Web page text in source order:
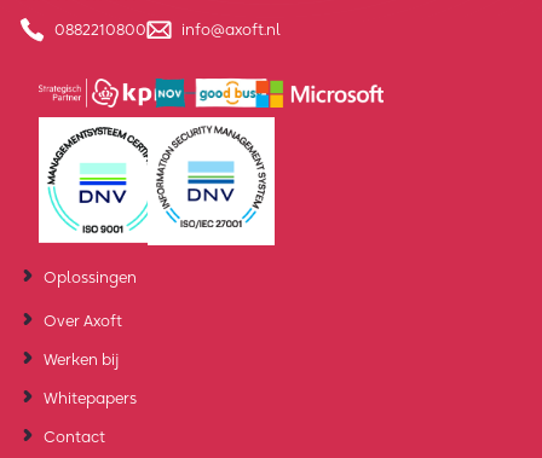
0882210800 info@axoft.nl
Oplossingen
Over Axoft
Werken bij
Whitepapers
Contact